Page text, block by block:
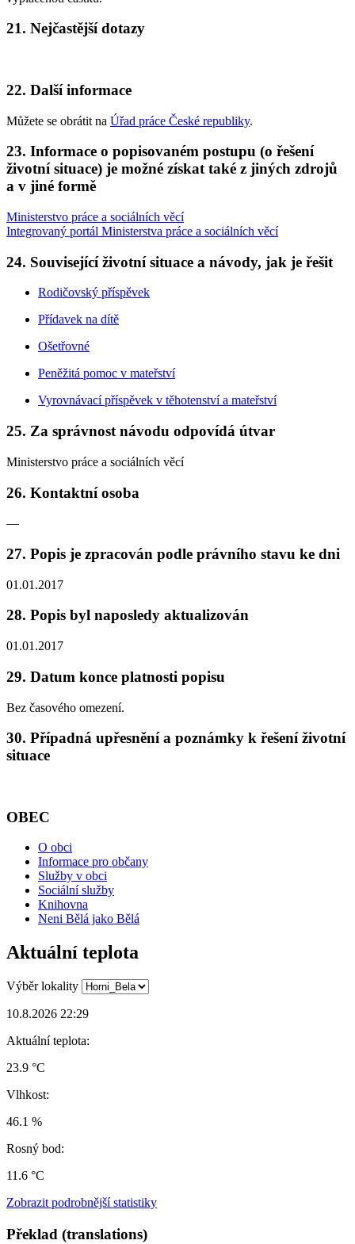
21. Nejčastější dotazy
22. Další informace
Můžete se obrátit na Úřad práce České republiky.
23. Informace o popisovaném postupu (o řešení
životní situace) je možné získat také z jiných zdrojů
a v jiné formě
Ministerstvo práce a sociálních věcí
Integrovaný portál Ministerstva práce a sociálních věcí
24. Související životní situace a návody, jak je řešit
Rodičovský příspěvek
Přídavek na dítě
Ošetřovné
Peněžitá pomoc v mateřství
Vyrovnávací příspěvek v těhotenství a mateřství
25. Za správnost návodu odpovídá útvar
Ministerstvo práce a sociálních věcí
26. Kontaktní osoba
—
27. Popis je zpracován podle právního stavu ke dni
01.01.2017
28. Popis byl naposledy aktualizován
01.01.2017
29. Datum konce platnosti popisu
Bez časového omezení.
30. Případná upřesnění a poznámky k řešení životní
situace
OBEC
O obci
Informace pro občany
Služby v obci
Sociální služby
Knihovna
Neni Bělá jako Bělá
Aktuální teplota
Výběr lokality
10.8.2026 22:29
Aktuální teplota:
23.9 °C
Vlhkost:
46.1 %
Rosný bod:
11.6 °C
Zobrazit podrobnější statistiky
Překlad (translations)